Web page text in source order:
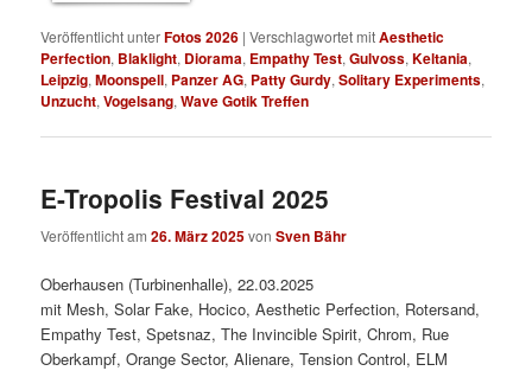
Veröffentlicht unterFotos 2026 |Verschlagwortet mitAesthetic
Perfection, Blaklight, Diorama, Empathy Test,Gulvoss,Keltania,
Leipzig,Moonspell, Panzer AG, Patty Gurdy,Solitary Experiments,
Unzucht,Vogelsang,Wave Gotik Treffen
E-Tropolis Festival 2025
Veröffentlicht am26. März 2025vonSven Bähr
Oberhausen (Turbinenhalle), 22.03.2025
mit Mesh, Solar Fake, Hocico, Aesthetic Perfection, Rotersand,
Empathy Test, Spetsnaz, The Invincible Spirit, Chrom, Rue
Oberkampf, Orange Sector, Alienare, Tension Control, ELM